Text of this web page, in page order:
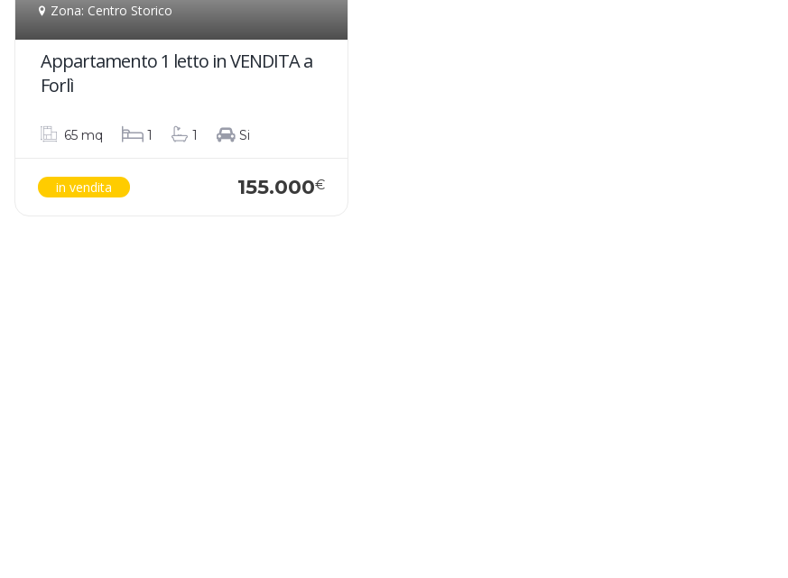
Zona: Centro Storico
Appartamento 1 letto in VENDITA a
Forlì
65 mq 1 1 Si
in vendita 155.000€